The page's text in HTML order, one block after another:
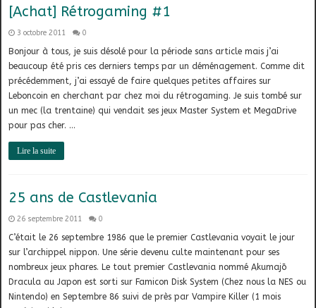
[Achat] Rétrogaming #1
3 octobre 2011 0
Bonjour à tous, je suis désolé pour la période sans article mais j’ai
beaucoup été pris ces derniers temps par un déménagement. Comme dit
précédemment, j’ai essayé de faire quelques petites affaires sur
Leboncoin en cherchant par chez moi du rétrogaming. Je suis tombé sur
un mec (la trentaine) qui vendait ses jeux Master System et MegaDrive
pour pas cher. …
Lire la suite
25 ans de Castlevania
26 septembre 2011 0
C’était le 26 septembre 1986 que le premier Castlevania voyait le jour
sur l’archippel nippon. Une série devenu culte maintenant pour ses
nombreux jeux phares. Le tout premier Castlevania nommé Akumajō
Dracula au Japon est sorti sur Famicon Disk System (Chez nous la NES ou
Nintendo) en Septembre 86 suivi de près par Vampire Killer (1 mois